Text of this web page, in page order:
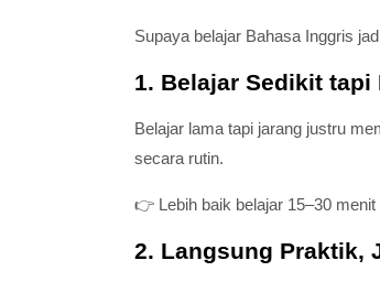
Supaya belajar Bahasa Inggris
1. Belajar Sedikit tapi
Belajar lama tapi jarang justru
secara rutin.
👉 Lebih baik belajar 15–30
2. Langsung Praktik,